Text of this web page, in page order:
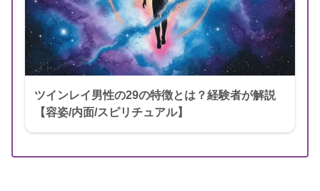
ツインレイ男性の29の特徴とは？経験者が解説
【容姿/内面/スピリチュアル】